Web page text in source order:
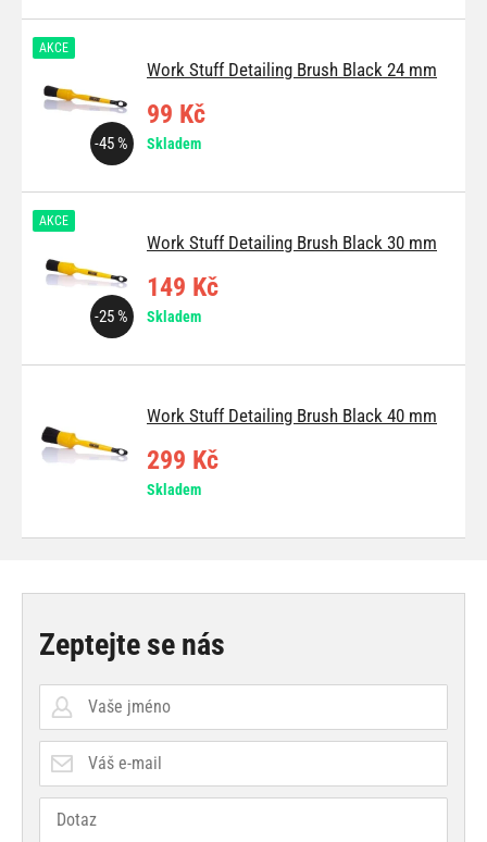
Work Stuff Detailing Brush Black 24 mm
-45 %
AKCE
99 Kč
Skladem
Work Stuff Detailing Brush Black 30 mm
-25 %
AKCE
149 Kč
Skladem
Work Stuff Detailing Brush Black 40 mm
299 Kč
Skladem
Zeptejte se nás